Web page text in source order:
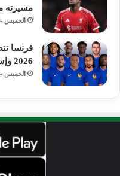
مسيرته
الخميس - 4 يونيو - 2026 / 9:59 صباحًا
فرنسا
2026 وإسبانيا وصيفًا
الخميس - 4 يونيو - 2026 / 8:59 صباحًا